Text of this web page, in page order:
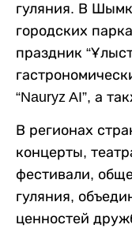
гуляния. В
городских
праздник
“Nauryz AI”, а
В регионах
концерты,
фестивали,
гуляния,
ценностей